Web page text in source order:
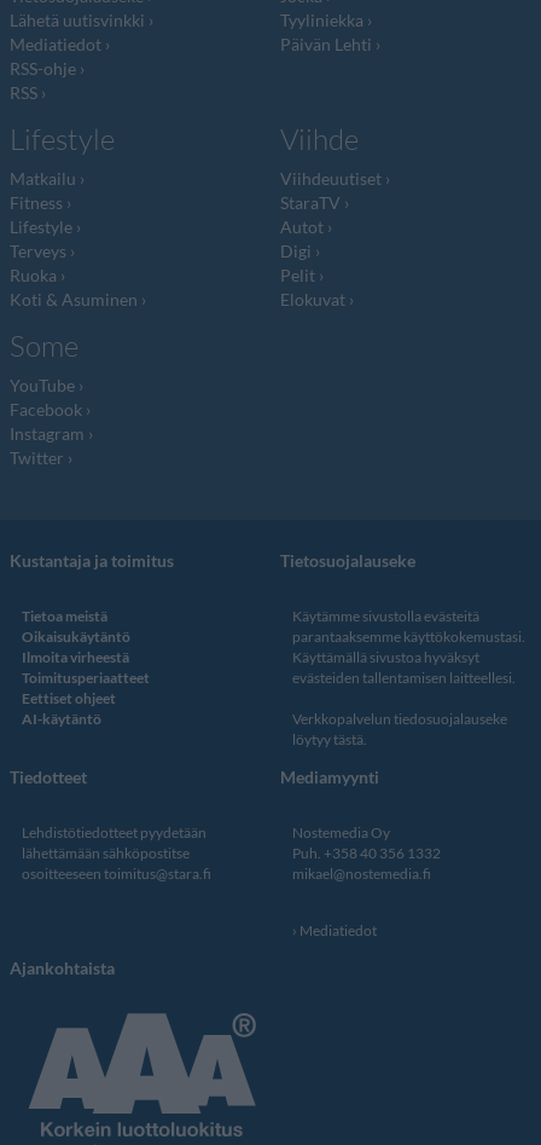
Lähetä uutisvinkki
Mediatiedot
RSS-ohje
RSS
Tyyliniekka
Päivän Lehti
Lifestyle
Matkailu
Fitness
Lifestyle
Terveys
Ruoka
Koti & Asuminen
Viihde
Viihdeuutiset
StaraTV
Autot
Digi
Pelit
Elokuvat
Some
YouTube
Facebook
Instagram
Twitter
Kustantaja ja toimitus
Tietoa meistä
Oikaisukäytäntö
Ilmoita virheestä
Toimitusperiaatteet
Eettiset ohjeet
AI-käytäntö
Tietosuojalauseke
Käytämme sivustolla evästeitä
parantaaksemme käyttökokemustasi.
Käyttämällä sivustoa hyväksyt
evästeiden tallentamisen laitteellesi.
Verkkopalvelun tiedosuojalauseke
löytyy tästä.
Tiedotteet
Lehdistötiedotteet pyydetään
lähettämään sähköpostitse
osoitteeseen toimitus@stara.fi
Mediamyynti
Nostemedia Oy
Puh. +358 40 356 1332
mikael@nostemedia.fi
Mediatiedot
Ajankohtaista